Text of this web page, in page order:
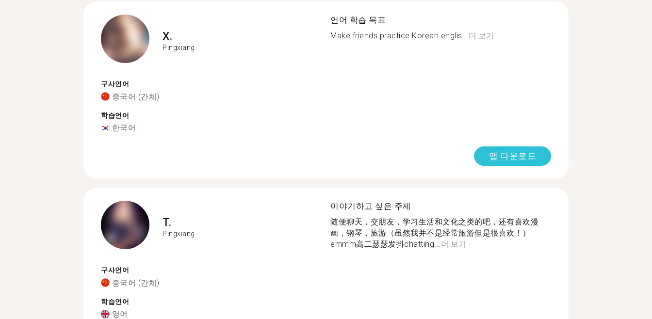
X.
Pingxiang
구사언어
중국어 (간체)
학습언어
한국어
언어 학습 목표
Make friends practice Korean englis...더 보기
앱 다운로드
T.
Pingxiang
구사언어
중국어 (간체)
학습언어
영어
이야기하고 싶은 주제
随便聊天，交朋友，学习生活和文化之类的吧，还有喜欢漫
画，钢琴，旅游（虽然我并不是经常旅游但是很喜欢！）
emmm高二瑟瑟发抖chatting...더 보기